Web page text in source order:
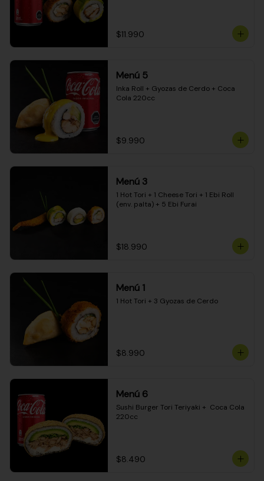
$11.990
Menú 5
Inka Roll + Gyozas de Cerdo + Coca
Cola 220cc
$9.990
Menú 3
1 Hot Tori + 1 Cheese Tori + 1 Ebi Roll
(env. palta) + 5 Ebi Furai
$18.990
Menú 1
1 Hot Tori + 3 Gyozas de Cerdo
$8.990
Menú 6
Sushi Burger Tori Teriyaki +  Coca Cola
220cc
$8.490